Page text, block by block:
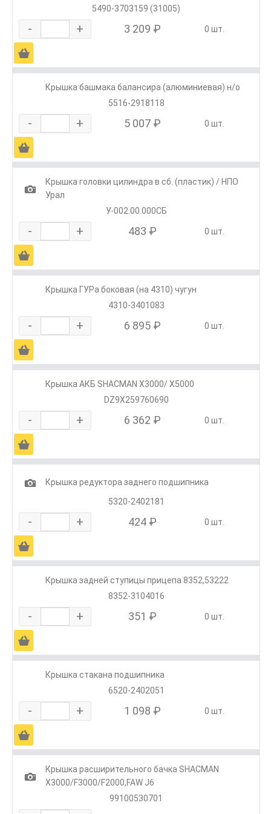
5490-3703159 (31005)
- + 3 209 ₽ 0 шт.
Ä
Крышка башмака балансира (алюминиевая) н/о
5516-2918118
- + 5 007 ₽ 0 шт.
Ä
1
Крышка головки цилиндра в сб. (пластик) / НПО
Урал
У-002.00.000СБ
- + 483 ₽ 0 шт.
Ä
Крышка ГУРа боковая (на 4310) чугун
4310-3401083
- + 6 895 ₽ 0 шт.
Ä
Крышка АКБ SHACMAN X3000/ X5000
DZ9X259760690
- + 6 362 ₽ 0 шт.
Ä
1
Крышка редуктора заднего подшипника
5320-2402181
- + 424 ₽ 0 шт.
Ä
Крышка задней ступицы прицепа 8352,53222
8352-3104016
- + 351 ₽ 0 шт.
Ä
Крышка стакана подшипника
6520-2402051
- + 1 098 ₽ 0 шт.
Ä
1
Крышка расширительного бачка SHACMAN
X3000/F3000/F2000,FAW J6
99100530701